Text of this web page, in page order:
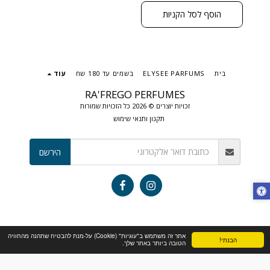
הבנתי!
אתר זה משתמש ב"עוגיות" (Cookie) על-מנת להבטיח שתהנה מהחוויה
הטובה ביותר באתר שלך.
תווים מתובלים, פרחוניים
ובסיס עמוק וחושני ניחוח
שנוכחותו מורגשת ומככבת
בכל חדר. גודל: 50 מ"ל בריכוז :
הוסף לסל הקניות
RA'FREGO PERFUMES
זכויות יוצרים © 2026 כל הזכויות שמורות
תקנון ותנאי שימוש
בית ELYSEE PARFUMS בשמים עד 180 שח עוד
הירשם